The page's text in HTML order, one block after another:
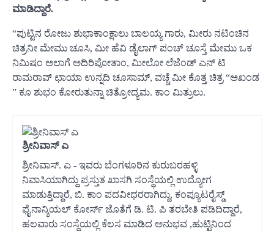
ಮಾಡಿದ್ದಾರೆ.
“ಪುಟ್ಟಿನ ರೋಜು ಶುಭಾಕಾಂಕ್ಷಾಲು ಬಾಲಯ್ಯ ಗಾರು, ಮೀರು ನಟಿಂಚಿನ
ಚಿತ್ರನೀ ಮೇಮು ಚೂಸಿ, ಮೀ ಹೆವಿ ಡೈಲಾಗ್ ಪಂಚ್ ಚೂಸ್ತೆ ಮೇಮು ಒಕ
ನಿಮಿಷಂ ಅಲಾಗೆ ಅದಿರಿಪೋತಾಂ, ಮೀಲೋ ಲೆಜೆಂಡ್ ಎನ್ ಟಿ
ರಾಮರಾವ್ ಛಾಯಾ ಉನ್ನದಿ ಚೂಸಾಮ್, ವಚ್ಚೆ ಮೀ ಕೊತ್ತ ಚಿತ್ರ “ಅಖಂಡ
” ಕೂ ಶುಭಂ ಕೋರುತುನ್ನಾ ಚಿತ್ರೋದ್ಯಮ. ಕಾಂ ಮಿತ್ರುಲು.
ಶ್ರೀನಿವಾಸ್ ಎ
ಶ್ರೀನಿವಾಸ್. ಎ - ಇವರು ಬೆಂಗಳೂರಿನ ಕುರುಬರಹಳ್ಳಿ
ನಿವಾಸಿಯಾಗಿದ್ದು ಪ್ರಸ್ತುತ ಖಾಸಗಿ ಸಂಸ್ಥೆಯಲ್ಲಿ ಉದ್ಯೋಗ
ಮಾಡುತ್ತಿದ್ದಾರೆ, ಬಿ. ಕಾಂ ಪದವೀಧರರಾಗಿದ್ದು, ಕಂಪ್ಯೂಟರೈಸ್ಡ್
ಫೈನಾನ್ಶಿಯಲ್ ಕೋರ್ಸ್ ಜೊತೆಗೆ ಡಿ. ಟಿ. ಪಿ ತರಬೇತಿ ಪಡಿದಿದ್ದಾರೆ,
ಹಲವಾರು ಸಂಸ್ಥೆಯಲ್ಲಿ ಕೆಲಸ ಮಾಡಿದ ಅನುಭವ ,ಹುಟ್ಟಿನಿಂದ